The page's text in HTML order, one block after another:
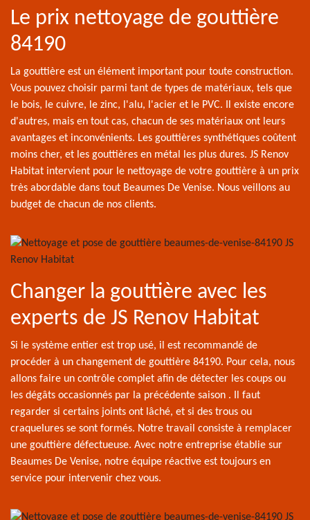
Le prix nettoyage de gouttière
84190
La gouttière est un élément important pour toute construction.
Vous pouvez choisir parmi tant de types de matériaux, tels que
le bois, le cuivre, le zinc, l'alu, l'acier et le PVC. Il existe encore
d'autres, mais en tout cas, chacun de ses matériaux ont leurs
avantages et inconvénients. Les gouttières synthétiques coûtent
moins cher, et les gouttières en métal les plus dures. JS Renov
Habitat intervient pour le nettoyage de votre gouttière à un prix
très abordable dans tout Beaumes De Venise. Nous veillons au
budget de chacun de nos clients.
Changer la gouttière avec les
experts de JS Renov Habitat
Si le système entier est trop usé, il est recommandé de
procéder à un changement de gouttière 84190. Pour cela, nous
allons faire un contrôle complet afin de détecter les coups ou
les dégâts occasionnés par la précédente saison . Il faut
regarder si certains joints ont lâché, et si des trous ou
craquelures se sont formés. Notre travail consiste à remplacer
une gouttière défectueuse. Avec notre entreprise établie sur
Beaumes De Venise, notre équipe réactive est toujours en
service pour intervenir chez vous.